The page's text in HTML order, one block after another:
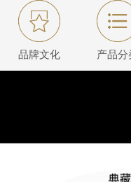
品牌文化 产品分